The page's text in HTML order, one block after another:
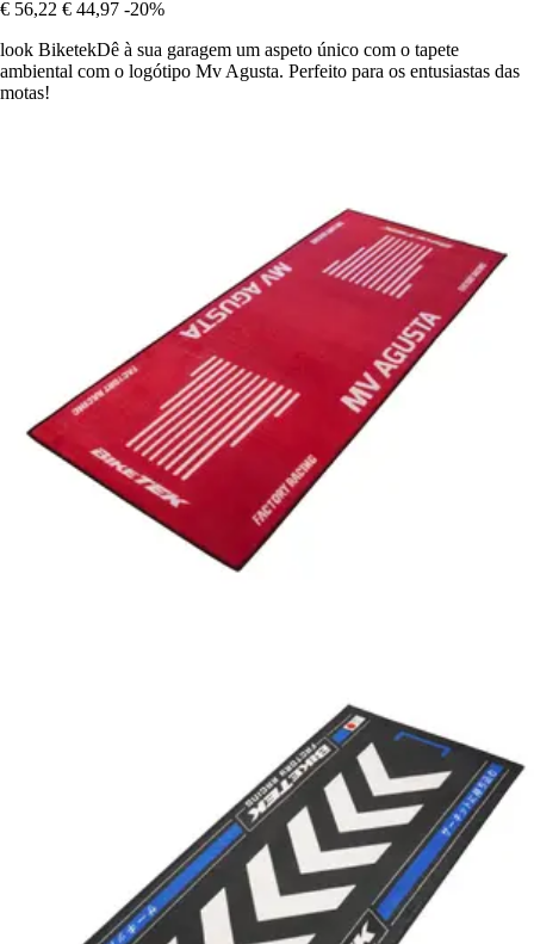
€ 56,22 € 44,97 -20%
look BiketekDê à sua garagem um aspeto único com o tapete
ambiental com o logótipo Mv Agusta. Perfeito para os entusiastas das
motas!